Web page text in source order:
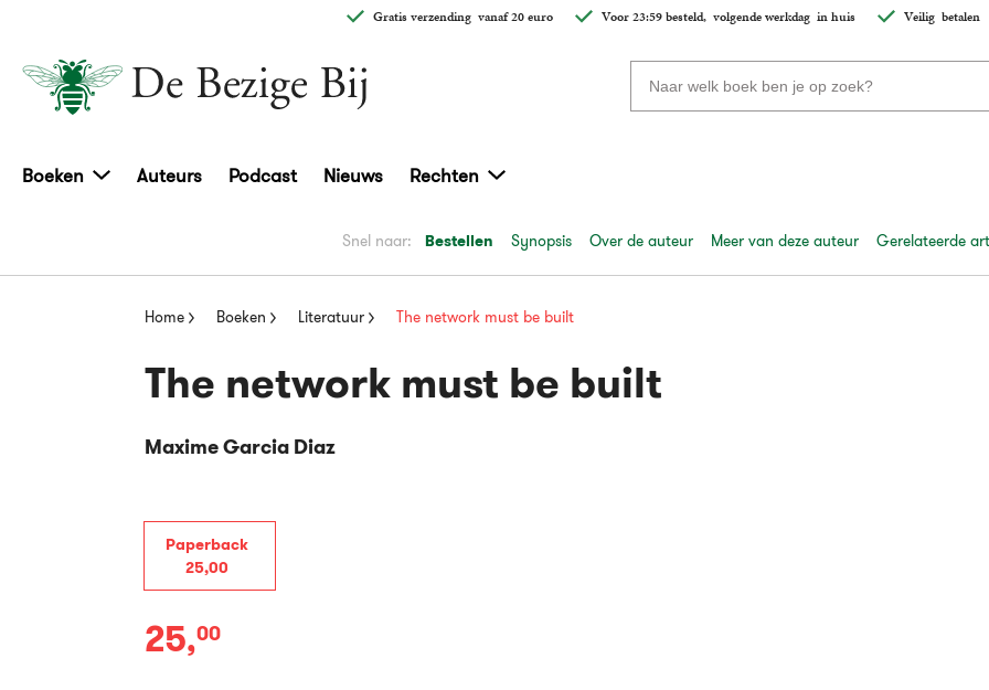
Gratis verzendingvanaf 20 euro Voor 23:59 besteld, volgende werkdagin huis Veiligbetalen
Zoeken
naar
Boeken Auteurs Podcast Nieuws Rechten
Snel naar: Bestellen Synopsis Over de auteur Meer van deze auteur Gerelateerde
Home Boeken Literatuur The network must be built
The network must be built
Maxime Garcia Diaz
Paperback
25,00
Paperback:
25,00